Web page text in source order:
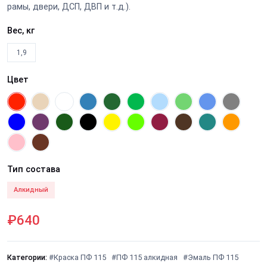
рамы, двери, ДСП, ДВП и т.д.).
Вес, кг
1,9
Цвет
Тип состава
Алкидный
₽640
Категории: #Краска ПФ 115 #ПФ 115 алкидная
#Эмаль ПФ 115